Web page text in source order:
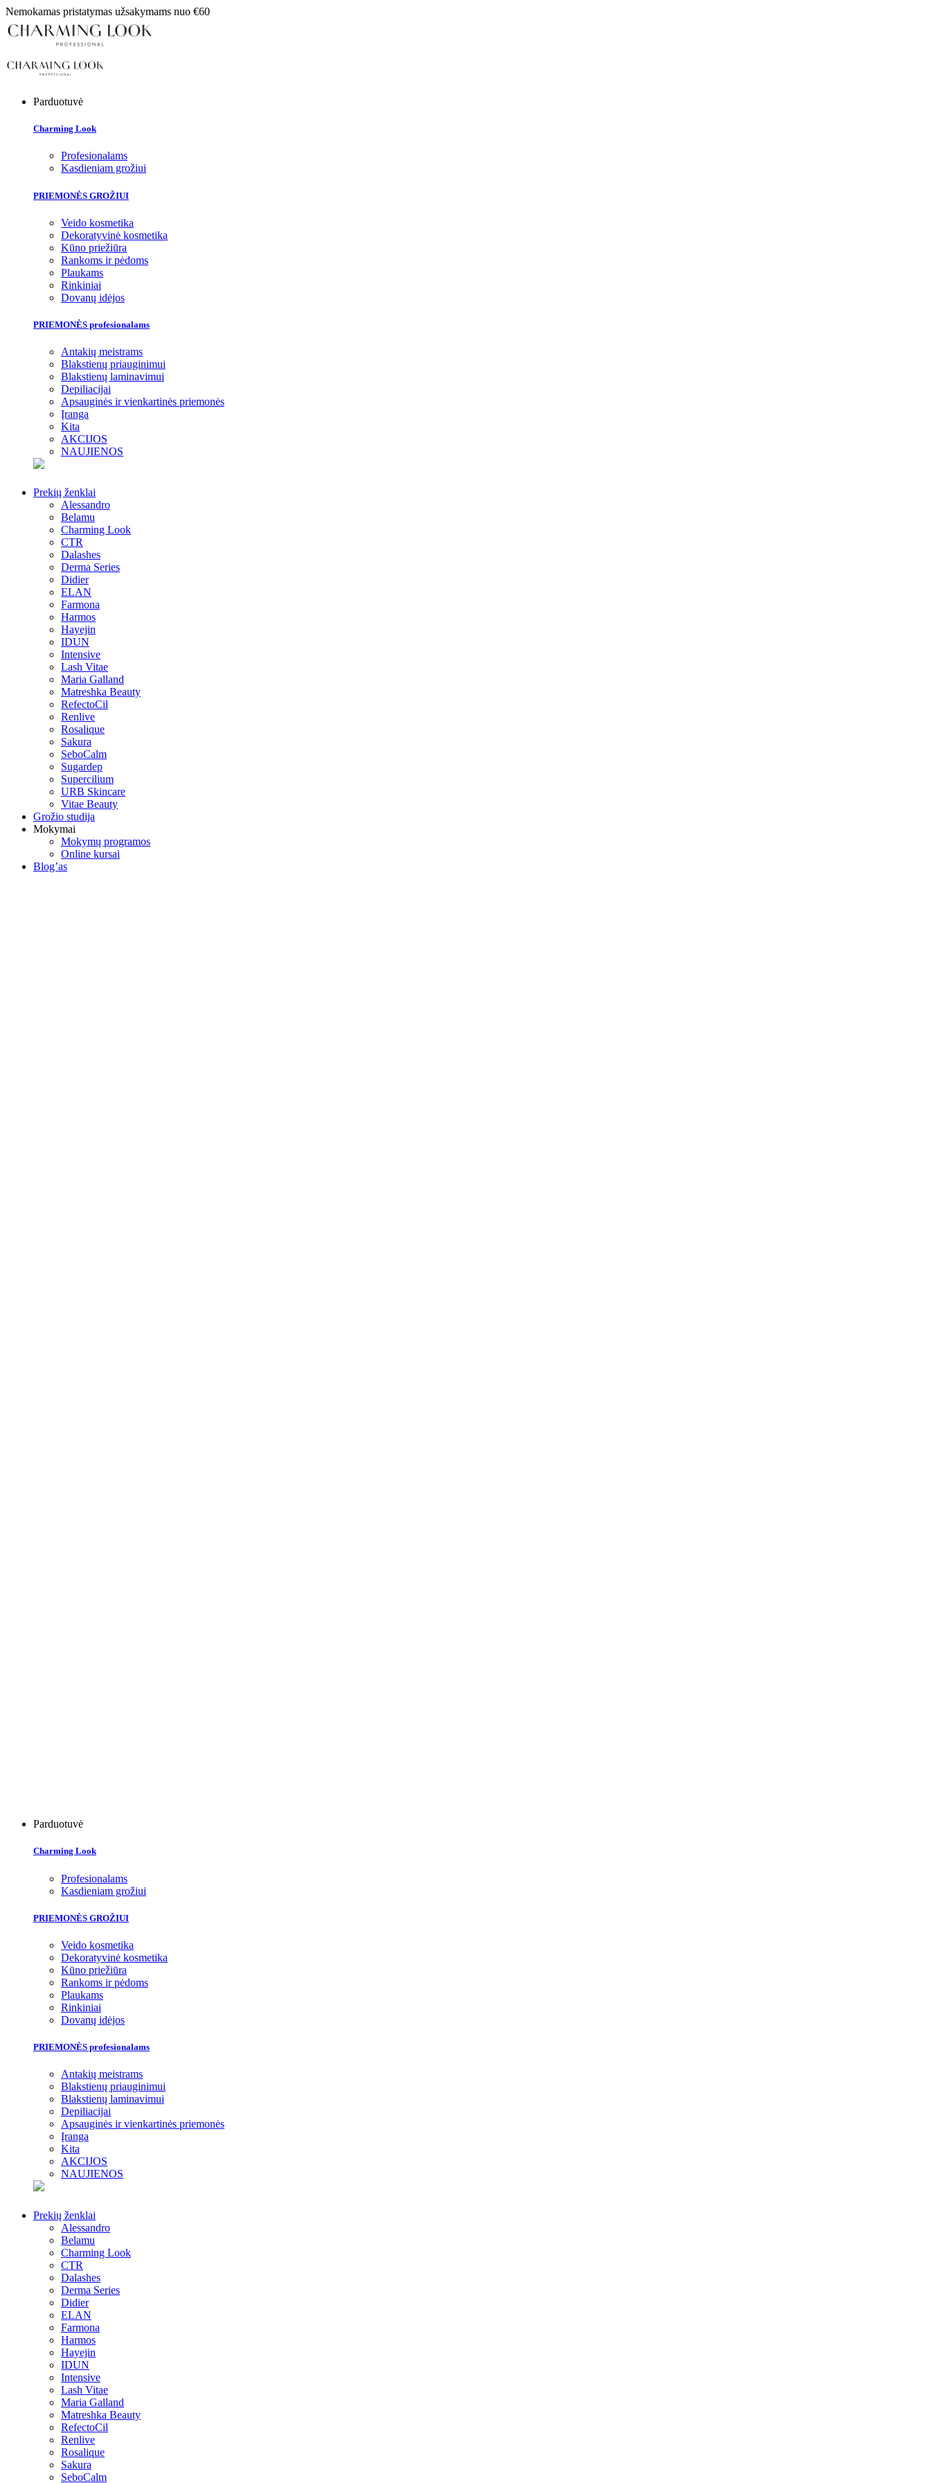
Nemokamas pristatymas užsakymams nuo €60
Parduotuvė
Charming Look
Profesionalams
Kasdieniam grožiui
PRIEMONĖS GROŽIUI
Veido kosmetika
Dekoratyvinė kosmetika
Kūno priežiūra
Rankoms ir pėdoms
Plaukams
Rinkiniai
Dovanų idėjos
PRIEMONĖS profesionalams
Antakių meistrams
Blakstienų priauginimui
Blakstienų laminavimui
Depiliacijai
Apsauginės ir vienkartinės priemonės
Įranga
Kita
AKCIJOS
NAUJIENOS
Prekių ženklai
Alessandro
Belamu
Charming Look
CTR
Dalashes
Derma Series
Didier
ELAN
Farmona
Harmos
Hayejin
IDUN
Intensive
Lash Vitae
Maria Galland
Matreshka Beauty
RefectoCil
Renlive
Rosalique
Sakura
SeboCalm
Sugardep
Supercilium
URB Skincare
Vitae Beauty
Grožio studija
Mokymai
Mokymų programos
Online kursai
Blog’as
Parduotuvė
Charming Look
Profesionalams
Kasdieniam grožiui
PRIEMONĖS GROŽIUI
Veido kosmetika
Dekoratyvinė kosmetika
Kūno priežiūra
Rankoms ir pėdoms
Plaukams
Rinkiniai
Dovanų idėjos
PRIEMONĖS profesionalams
Antakių meistrams
Blakstienų priauginimui
Blakstienų laminavimui
Depiliacijai
Apsauginės ir vienkartinės priemonės
Įranga
Kita
AKCIJOS
NAUJIENOS
Prekių ženklai
Alessandro
Belamu
Charming Look
CTR
Dalashes
Derma Series
Didier
ELAN
Farmona
Harmos
Hayejin
IDUN
Intensive
Lash Vitae
Maria Galland
Matreshka Beauty
RefectoCil
Renlive
Rosalique
Sakura
SeboCalm